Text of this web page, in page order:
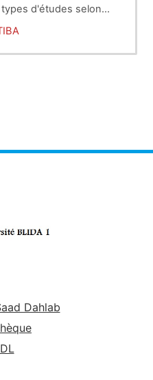
d'études selon
ou non.
de la médecine,
statistique.
Dahlab